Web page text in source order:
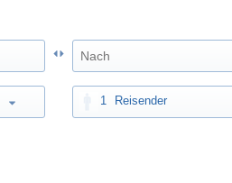
1 Reisender